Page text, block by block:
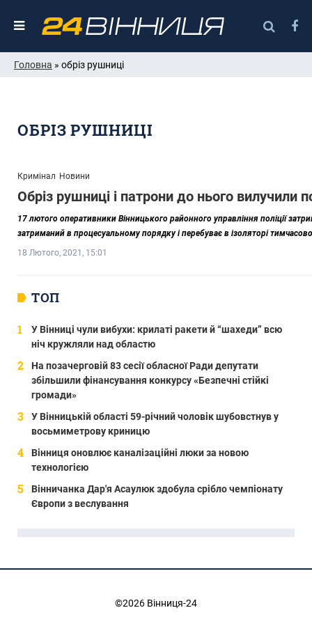
Головна » обріз рушниці
ОБРІЗ РУШНИЦІ
Кримінал Новини
Обріз рушниці і патрони до нього вилучили
17 лютого оперативники Вінницького районного управління поліції
затриманий в процесуальному порядку і перебуває в ізоляторі
18 Лютого, 2021, 15:01
ТОП
У Вінниці чули вибухи: крилаті ракети й “шахеди” всю
ніч кружляли над областю
На позачерговій 83 сесії обласної Ради депутати
збільшили фінансування конкурсу «Безпечні стійкі
громади»
У Вінницькій області 59-річний чоловік шубовстнув у
восьмиметрову криницю
Вінниця оновлює каналізаційні люки за новою
технологією
Вінничанка Дар'я Асаулюк здобула срібло чемпіонату
Європи з веслування
©2026 Вінниця-24